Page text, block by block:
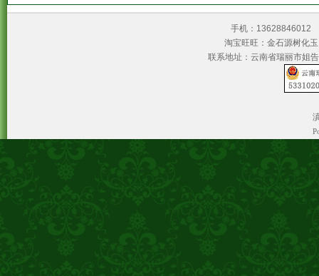
手机：
淘宝旺旺：金石源树
联系地址：云南省瑞丽市姐